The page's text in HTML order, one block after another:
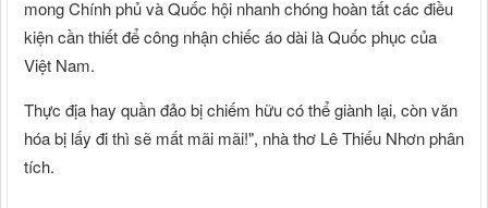
mong Chính phủ và Quốc hội nhanh chóng hoàn tất các điều
kiện cần thiết để công nhận chiếc áo dài là Quốc phục của
Việt Nam.
Thực địa hay quần đảo bị chiếm hữu có thể giành lại, còn văn
hóa bị lấy đi thì sẽ mất mãi mãi!", nhà thơ Lê Thiếu Nhơn phân
tích.